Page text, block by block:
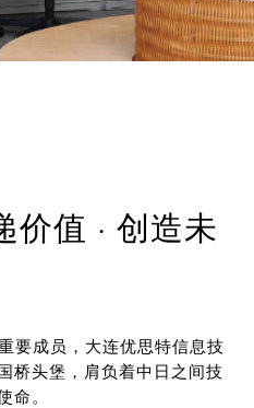
价值 · 创造未
要成员，大连优思特信息技
桥头堡，肩负着中日之间技
。